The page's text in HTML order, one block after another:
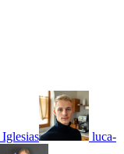
Iglesias luca-